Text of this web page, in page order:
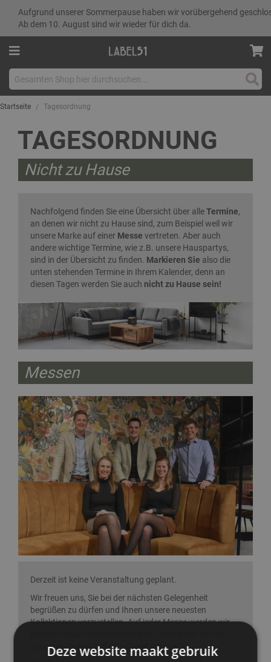
Aufgrund unserer Sommerpause haben wir vorübergehend
Ab dem 10. August sind wir wieder für dich da.
Startseite Tagesordnung
TAGESORDNUNG
Nicht zu Hause
Nachfolgend finden Sie eine Übersicht über alleTermine,
an denen wir nicht zu Hause sind, zum Beispiel weil wir
unsere Marke auf einer Messe vertreten. Aber auch
andere wichtige Termine, wie z.B. unsere Hauspartys,
sind in der Übersicht zu finden. Markieren Sie also die
unten stehenden Termine in Ihrem Kalender, denn an
diesen Tagen werden Sie auch nicht zu Hause sein!
Messen
Derzeit ist keine Veranstaltung geplant.
Wir freuen uns, Sie bei der nächsten Gelegenheit
begrüßen zu dürfen und Ihnen unsere neuesten
Kollektionen vorzustellen. Auf jeder Messe werden wir
neuesten Trends auf dem Markt reagieren.
Deze website maakt gebruik